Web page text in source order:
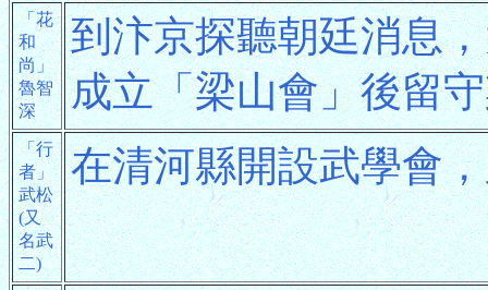
「花
和
尚」
魯智
深
到汴京探聽朝廷消息
成立「梁山會」後留
「行
者」
武松
(又
名武
二)
在清河縣開設武學會